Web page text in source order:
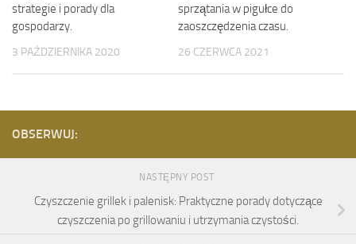
strategie i porady dla
gospodarzy.
3 PAŹDZIERNIKA 2020
sprzątania w pigułce do
zaoszczędzenia czasu.
26 CZERWCA 2021
OBSERWUJ:
NASTĘPNY POST
Czyszczenie grillek i palenisk: Praktyczne porady dotyczące
czyszczenia po grillowaniu i utrzymania czystości.